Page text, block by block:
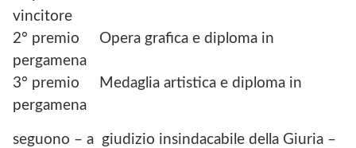
vincitore
2° premio Opera grafica e diploma in
pergamena
3° premio Medaglia artistica e diploma in
pergamena
seguono – a giudizio insindacabile della Giuria –